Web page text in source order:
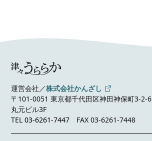
運営会社／株式会社かんざし
〒101-0051 東京都千代田区神田神保町3-2-6
丸元ビル3F
TEL03-6261-7447 FAX 03-6261-7448